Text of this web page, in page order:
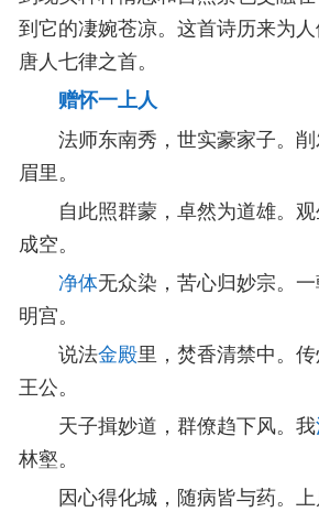
到它的凄婉苍凉。这首诗历来为
唐人七律之首。
赠怀一上人
法师东南秀，世实豪家子。
眉里。
自此照群蒙，卓然为道雄。
成空。
净体无众染，苦心归妙宗。
明宫。
说法金殿里，焚香清禁中。
王公。
天子揖妙道，群僚趋下风。我
林壑。
因心得化城，随病皆与药。